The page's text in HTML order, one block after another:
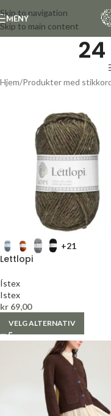
Skip to navigation
Skip to main content
MENY
Hjem Produkter med
+21
Lettlopi
Ístex
Istex
kr 69,00
VELG ALTERNATIV